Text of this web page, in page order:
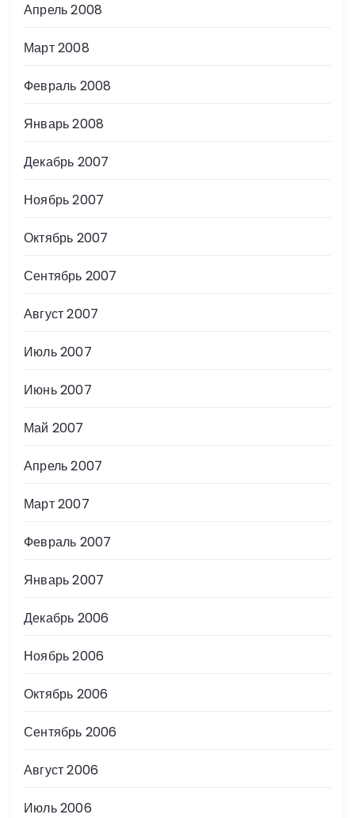
Апрель 2008
Март 2008
Февраль 2008
Январь 2008
Декабрь 2007
Ноябрь 2007
Октябрь 2007
Сентябрь 2007
Август 2007
Июль 2007
Июнь 2007
Май 2007
Апрель 2007
Март 2007
Февраль 2007
Январь 2007
Декабрь 2006
Ноябрь 2006
Октябрь 2006
Сентябрь 2006
Август 2006
Июль 2006